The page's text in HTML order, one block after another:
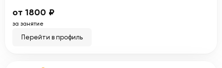
от 1800 ₽
за занятие
Перейти в профиль